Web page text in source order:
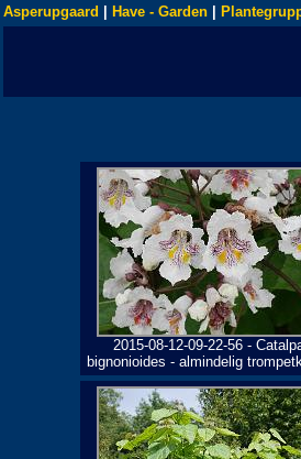
Asperupgaard Have - Garden
2015-08-12-09-22-56 -
bignonioides - almindelig